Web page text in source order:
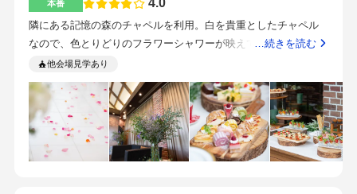
笑いを誘いながら楽しく進めてくださりました☺︎当日挙式時演
出・集合写真の他に家族写真(新郎側・新婦側)・フラワー＆ミッ
フィール紹介・おみくじラウンド、祖父母プレゼント・中座サ
プライズ・お色直し(プロフィールムービー上映)・ケーキ入刀・
サンクスバイト、ファーストバイト・ブーケ＆ブロッコリープ
ルズ・キャンドルリレー・花嫁手紙＆両親プレゼント(・両親か
らサプライズプレゼント)・撮って出しエンドロール(一緒に鑑賞)
見えるガーデンも素敵です。オープンキッチンもあり、見た目
だけではなく、素敵なお料理の匂いも楽しめる会場です。招待
する方の中には、小さな子どももいるので、ガーデンを開放し
て楽しくやりたいなと思っています。いつも車で行ってしまう
のでわかりませんが、交通アクセスは問題ありません。立地も
意外と静かで緑があり、癒される空間です。スタッフさん、プ
ランナーさん、皆さんいつも笑顔で出迎えてくれ、そして話も
たくさん引き出してくれてとても嬉しいです！披露宴会場の扉
をオープンにすれば、お庭があり開放的な空間の中、挙式が出
本番 4.0
隣にある記憶の森のチャペルを利用。白を貴重としたチャペル
なので、色とりどりのフラワーシャワーが映えてとてもきれい
だった。大階段で集合写真を撮れるのも良い。木目調のナチュ
ラルなイメージ。建物そのものを貸し切れるところが良い。当
日はぎりぎり雨が降っていなかったため、ガーデンでデザート
ビュッフェや写真撮影が行えた。見積もり時から大幅に値上が
りしたところはなし。ドレスは白ドレス1着をアレンジしながら
通しで着用。デザートビュッフェが充実していたためウェディ
…続きを読む
他会場見学あり